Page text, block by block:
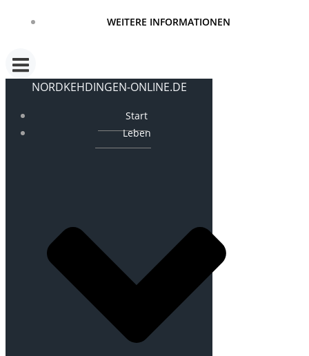
WEITERE INFORMATIONEN
NORDKEHDINGEN-ONLINE.DE
Start
Leben